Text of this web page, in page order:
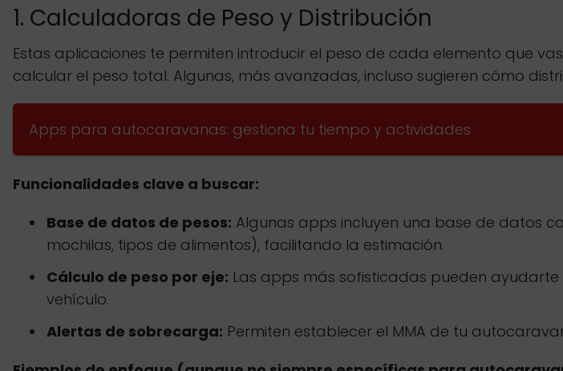
1. Calculadoras de Peso y Distribución
Estas aplicaciones te permiten introducir el peso de cada elemento que
calcular el peso total. Algunas, más avanzadas, incluso sugieren cómo
Apps para autocaravanas: gestiona tu tiempo y actividades
Funcionalidades clave a buscar:
Base de datos de pesos: Algunas apps incluyen una base de datos
mochilas, tipos de alimentos), facilitando la estimación.
Cálculo de peso por eje: Las apps más sofisticadas pueden
vehículo.
Alertas de sobrecarga: Permiten establecer el MMA de tu